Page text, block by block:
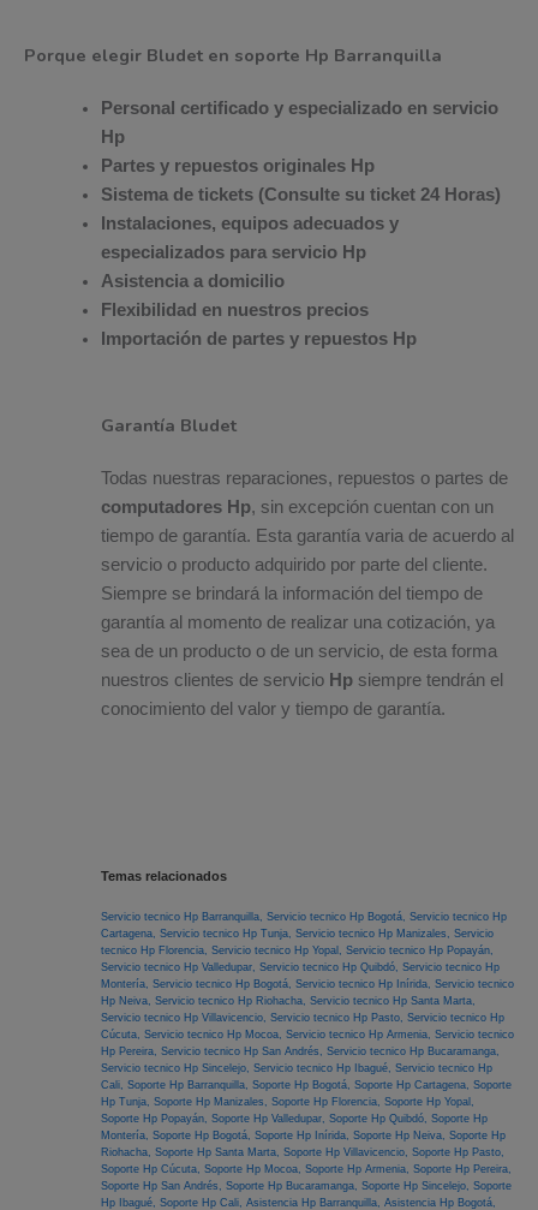
Porque elegir Bludet en soporte Hp Barranquilla
Personal certificado y especializado en servicio
Hp
Partes y repuestos originales Hp
Sistema de tickets (Consulte su ticket 24 Horas)
Instalaciones, equipos adecuados y
especializados para servicio Hp
Asistencia a domicilio
Flexibilidad en nuestros precios
Importación de partes y repuestos Hp
Garantía Bludet
Todas nuestras reparaciones, repuestos o partes de
computadores Hp, sin excepción cuentan con un
tiempo de garantía. Esta garantía varia de acuerdo al
servicio o producto adquirido por parte del cliente.
Siempre se brindará la información del tiempo de
garantía al momento de realizar una cotización, ya
sea de un producto o de un servicio, de esta forma
nuestros clientes de servicio Hpsiempre tendrán el
conocimiento del valor y tiempo de garantía.
Temas relacionados
Servicio tecnico Hp Barranquilla, Servicio tecnico Hp Bogotá, Servicio tecnico Hp
Cartagena, Servicio tecnico Hp Tunja, Servicio tecnico Hp Manizales, Servicio
tecnico Hp Florencia, Servicio tecnico Hp Yopal, Servicio tecnico Hp Popayán,
Servicio tecnico Hp Valledupar, Servicio tecnico Hp Quibdó, Servicio tecnico Hp
Montería, Servicio tecnico Hp Bogotá, Servicio tecnico Hp Inírida, Servicio tecnico
Hp Neiva, Servicio tecnico Hp Riohacha, Servicio tecnico Hp Santa Marta,
Servicio tecnico Hp Villavicencio, Servicio tecnico Hp Pasto, Servicio tecnico Hp
Cúcuta, Servicio tecnico Hp Mocoa, Servicio tecnico Hp Armenia, Servicio tecnico
Hp Pereira, Servicio tecnico Hp San Andrés, Servicio tecnico Hp Bucaramanga,
Servicio tecnico Hp Sincelejo, Servicio tecnico Hp Ibagué, Servicio tecnico Hp
Cali, Soporte Hp Barranquilla, Soporte Hp Bogotá, Soporte Hp Cartagena, Soporte
Hp Tunja, Soporte Hp Manizales, Soporte Hp Florencia, Soporte Hp Yopal,
Soporte Hp Popayán, Soporte Hp Valledupar, Soporte Hp Quibdó, Soporte Hp
Montería, Soporte Hp Bogotá, Soporte Hp Inírida, Soporte Hp Neiva, Soporte Hp
Riohacha, Soporte Hp Santa Marta, Soporte Hp Villavicencio, Soporte Hp Pasto,
Soporte Hp Cúcuta, Soporte Hp Mocoa, Soporte Hp Armenia, Soporte Hp Pereira,
Soporte Hp San Andrés, Soporte Hp Bucaramanga, Soporte Hp Sincelejo, Soporte
Hp Ibagué, Soporte Hp Cali, Asistencia Hp Barranquilla, Asistencia Hp Bogotá,